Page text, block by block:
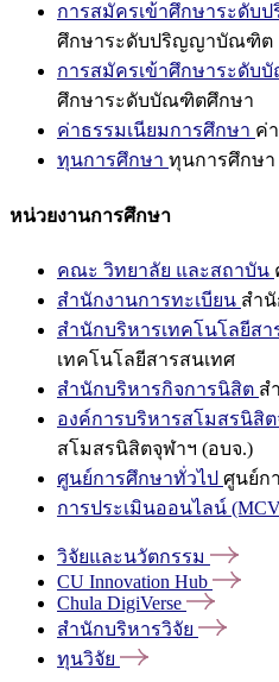
การสมัครเข้าศึกษาระดั
ศึกษาระดับปริญญาบัณฑิต
การสมัครเข้าศึกษาระดับ
ศึกษาระดับบัณฑิตศึกษา
ค่าธรรมเนียมการศึกษา ค่
ทุนการศึกษา ทุนการศึกษา
หน่วยงานการศึกษา
คณะ วิทยาลัย และสถาบัน
สำนักงานการทะเบียน สำ
สำนักบริหารเทคโนโลยีสา
เทคโนโลยีสารสนเทศ
สำนักบริหารกิจการนิสิต ส
องค์การบริหารสโมสรนิสิต
สโมสรนิสิตจุฬาฯ (อบจ.)
ศูนย์การศึกษาทั่วไป ศูนย์ก
การประเมินออนไลน์
วิจัยและนวัตกรรม
CU Innovation Hub
Chula DigiVerse
สำนักบริหารวิจัย
ทุนวิจัย